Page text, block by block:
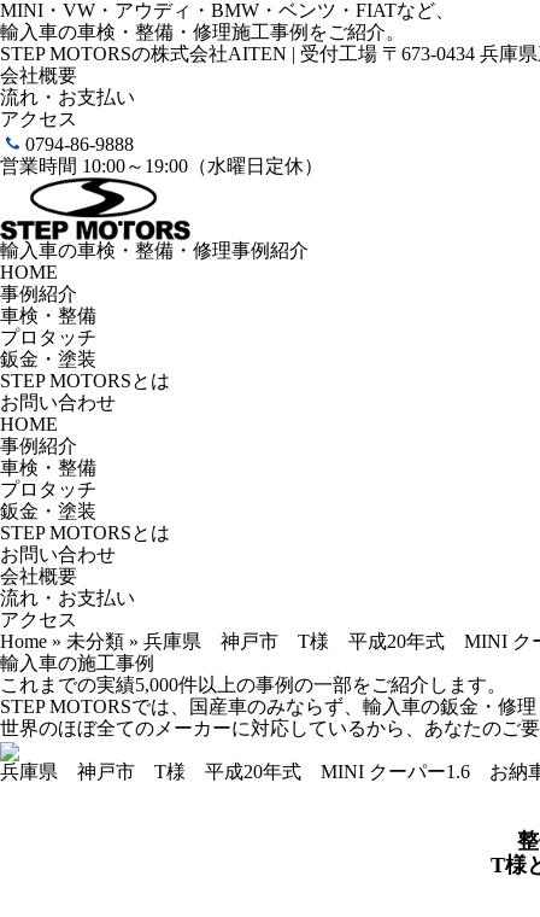
MINI・VW・アウディ・BMW・ベンツ・FIATなど、
輸入車の車検・整備・修理施工事例をご紹介。
STEP MOTORSの株式会社AITEN | 受付工場 〒673-0434 兵庫
会社概要
流れ・お支払い
アクセス
0794-86-9888
営業時間 10:00～19:00（水曜日定休）
輸入車の車検・整備・修理事例紹介
HOME
事例紹介
車検・整備
プロタッチ
鈑金・塗装
STEP MOTORSとは
お問い合わせ
HOME
事例紹介
車検・整備
プロタッチ
鈑金・塗装
STEP MOTORSとは
お問い合わせ
会社概要
流れ・お支払い
アクセス
Home » 未分類 » 兵庫県 神戸市 T様 平成20年式 MINI ク
輸入車の施工事例
これまでの実績5,000件以上の事例の一部をご紹介します。
STEP MOTORSでは、国産車のみならず、輸入車の鈑金・修
世界のほぼ全てのメーカーに対応しているから、あなたのご
兵庫県 神戸市 T様 平成20年式 MINI クーパー1.6 お納
T様